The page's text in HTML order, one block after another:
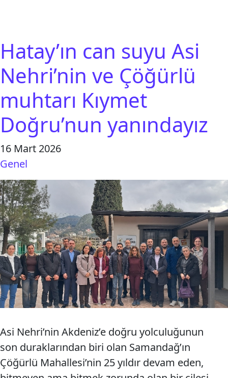
Hatay’ın can suyu Asi
Nehri’nin ve Çöğürlü
muhtarı Kıymet
Doğru’nun yanındayız
16 Mart 2026
Genel
Asi Nehri’nin Akdeniz’e doğru yolculuğunun
son duraklarından biri olan Samandağ’ın
Çöğürlü Mahallesi’nin 25 yıldır devam eden,